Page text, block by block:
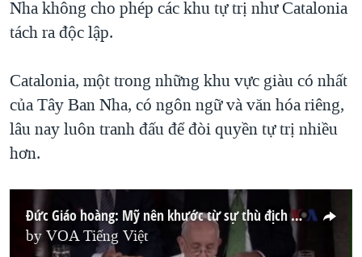
Nha không cho phép các khu tự trị như Catalonia
tách ra độc lập.
Catalonia, một trong những khu vực giàu có nhất
của Tây Ban Nha, có ngôn ngữ và văn hóa riêng,
lâu nay luôn tranh đấu để đòi quyền tự trị nhiều
hơn.
Đức Giáo hoàng: Mỹ nên khước từ sự thù địch đối với người nhập cư
by VOA Tiếng Việt